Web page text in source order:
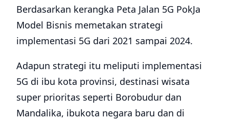
Berdasarkan kerangka Peta Jalan 5G PokJa
Model Bisnis memetakan strategi
implementasi 5G dari 2021 sampai 2024.
Adapun strategi itu meliputi implementasi
5G di ibu kota provinsi, destinasi wisata
super prioritas seperti Borobudur dan
Mandalika, ibukota negara baru dan di